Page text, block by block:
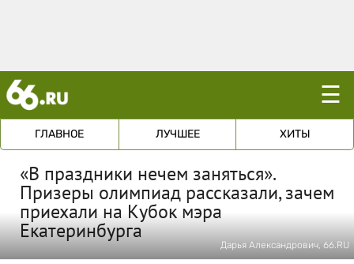
☰
ГЛАВНОЕ ЛУЧШЕЕ ХИТЫ
«В праздники нечем заняться».
Призеры олимпиад рассказали, зачем
приехали на Кубок мэра
Екатеринбурга
Дарья Александрович, 66.RU